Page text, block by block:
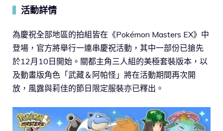
活動詳情
為慶祝全部地區的拍組皆在《Pokémon Masters EX》中
登場，官方將舉行一連串慶祝活動，其中一部份已搶先
於12月10日開始。關都主角三人組的美極套裝版本，以
及動畫版角色「武藏＆阿帕怪」將在活動期間再次開
放，風露與莉佳的節日限定服裝亦已釋出。